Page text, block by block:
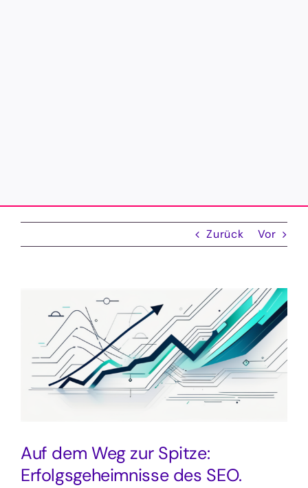
Zurück Vor
grösseres
Auf dem Weg zur Spitze:
Erfolgsgeheimnisse des SEO.